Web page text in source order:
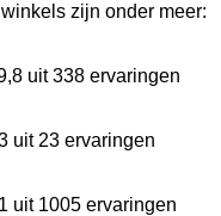
zijn onder meer:
uit 338 ervaringen
uit 23 ervaringen
uit 1005 ervaringen